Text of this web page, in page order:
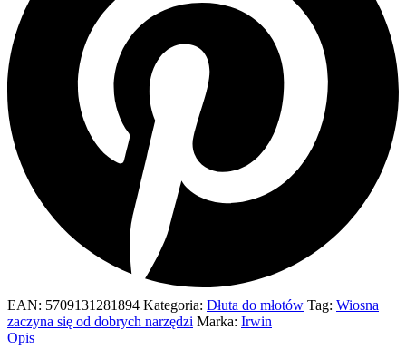
EAN: 5709131281894 Kategoria: Dłuta do młotów Tag: Wiosna
zaczyna się od dobrych narzędzi Marka: Irwin
Opis